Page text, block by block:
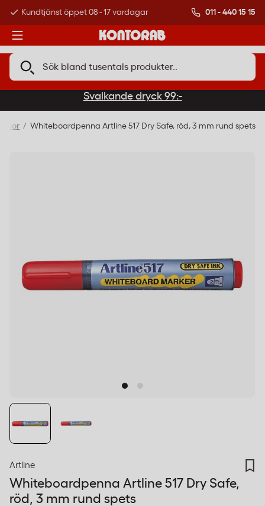
Kundtjänst öppet 08 - 17 vardagar Över 500 000
011 - 440 15 15
Svalkande dryck 99:-
Whiteboardpenna Artline 517 Dry Safe, röd, 3 mm rund spets
Artline
Whiteboardpenna Artline 517 Dry Safe,
röd, 3 mm rund spets